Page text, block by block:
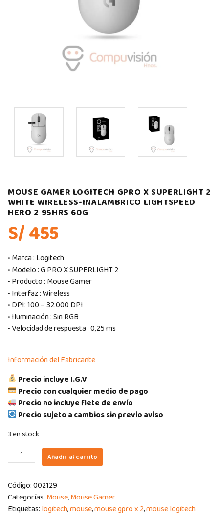
MOUSE GAMER LOGITECH GPRO X SUPERLIGHT 2
WHITE WIRELESS-INALAMBRICO LIGHTSPEED
HERO 2 95HRS 60G
S/ 455
• Marca : Logitech
• Modelo : G PRO X SUPERLIGHT 2
• Producto : Mouse Gamer
• Interfaz : Wireless
• DPI: 100 – 32.000 DPI
• Iluminación : Sin RGB
• Velocidad de respuesta : 0,25 ms
Información del Fabricante
Precio incluye I.G.V
Precio con cualquier medio de pago
Precio no incluye flete de envío
Precio sujeto a cambios sin previo aviso
3 en stock
MOUSE
GAMER
GPRO
X
SUPERLIGHT
Añadir al carrito
Código:002129
Categorías:Mouse,Mouse Gamer
Etiquetas:logitech,mouse,mouse gpro x 2,mouse logitech